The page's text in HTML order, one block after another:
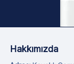
Hakkımızda